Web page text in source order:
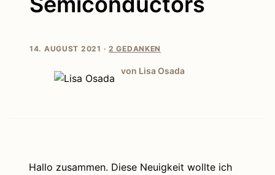
14. AUGUST 2021 · 2 GEDANKEN
von Lisa Osada
Hallo zusammen. Diese Neuigkeit wollte ich